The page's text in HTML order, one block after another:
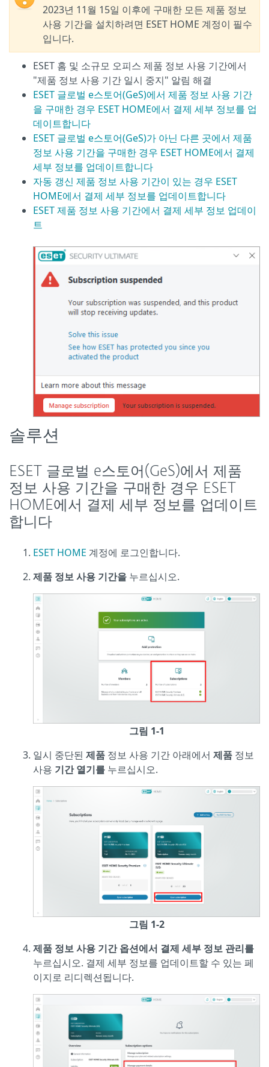
2023년 11월 15일 이후에 구매한 모든 제품 정보
사용 기간을 설치하려면 ESET HOME 계정이 필수
입니다.
ESET 홈 및 소규모 오피스 제품 정보 사용 기간에서
"제품 정보 사용 기간 일시 중지" 알림 해결
ESET 글로벌 e스토어(GeS)에서 제품 정보 사용 기간
을 구매한 경우 ESET HOME에서 결제 세부 정보를 업
데이트합니다
ESET 글로벌 e스토어(GeS)가 아닌 다른 곳에서 제품
정보 사용 기간을 구매한 경우 ESET HOME에서 결제
세부 정보를 업데이트합니다
자동 갱신 제품 정보 사용 기간이 있는 경우 ESET
HOME에서 결제 세부 정보를 업데이트합니다
ESET 제품 정보 사용 기간에서 결제 세부 정보 업데이
트
솔루션
ESET 글로벌 e스토어(GeS)에서 제품
정보 사용 기간을 구매한 경우 ESET
HOME에서 결제 세부 정보를 업데이트
합니다
ESET HOME 계정에 로그인합니다.
제품 정보 사용 기간을 누르십시오.
그림 1-1
일시 중단된 제품 정보 사용 기간 아래에서 제품 정보
사용 기간 열기를 누르십시오.
그림 1-2
제품 정보 사용 기간 옵션에서 결제 세부 정보 관리를
누르십시오. 결제 세부 정보를 업데이트할 수 있는 페
이지로 리디렉션됩니다.